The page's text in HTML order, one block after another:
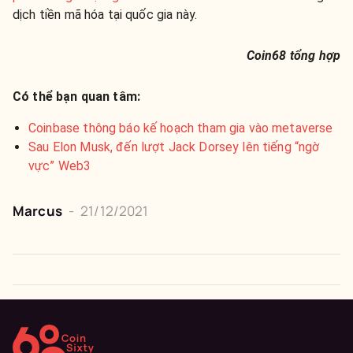
dịch tiền mã hóa tại quốc gia này.
Coin68 tổng hợp
Có thể bạn quan tâm:
Coinbase thông báo kế hoạch tham gia vào metaverse
Sau Elon Musk, đến lượt Jack Dorsey lên tiếng “ngờ
vực” Web3
Marcus - 21/12/2021